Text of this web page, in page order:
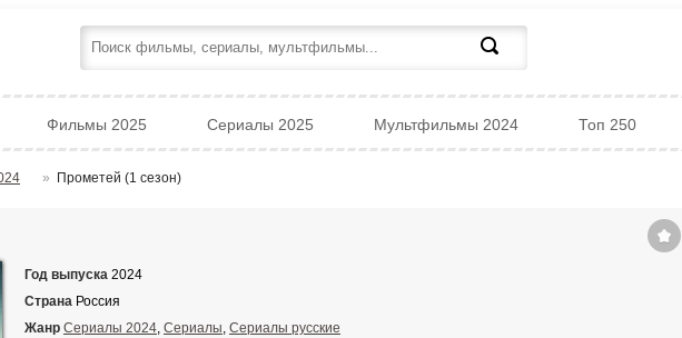
Фильмы 2025 Сериалы 2025 Мультфильмы 2024 Топ 250
» Прометей (1 сезон)
Год выпуска 2024
Страна Россия
Жанр Сериалы 2024, Сериалы, Сериалы русские